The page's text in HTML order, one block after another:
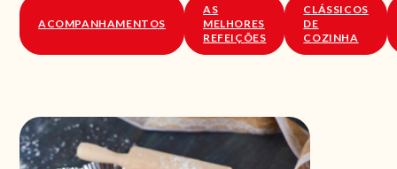
ACOMPANHAMENTOS
AS
MELHORES
REFEIÇÕES
CLÁSSICOS
DE
COZINHA